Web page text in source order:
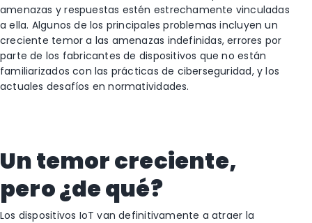
amenazas y respuestas estén estrechamente vinculadas
a ella. Algunos de los principales problemas incluyen un
creciente temor a las amenazas indefinidas, errores por
parte de los fabricantes de dispositivos que no están
familiarizados con las prácticas de ciberseguridad, y los
actuales desafíos en normatividades.
Un temor creciente,
pero ¿de qué?
Los dispositivos IoT van definitivamente a atraer la